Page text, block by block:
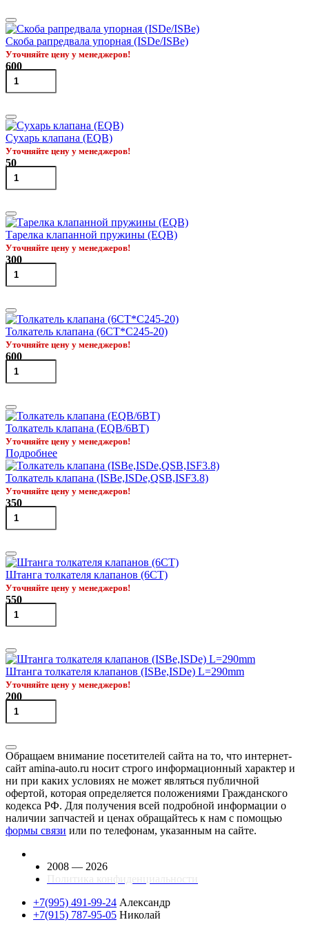
Скоба рапредвала упорная (ISDe/ISBe)
Уточняйте цену у менеджеров!
600
Сухарь клапана (EQB)
Уточняйте цену у менеджеров!
50
Тарелка клапанной пружины (EQB)
Уточняйте цену у менеджеров!
300
Толкатель клапана (6CT*C245-20)
Уточняйте цену у менеджеров!
600
Толкатель клапана (EQB/6BT)
Уточняйте цену у менеджеров!
Подробнее
Толкатель клапана (ISBe,ISDe,QSB,ISF3.8)
Уточняйте цену у менеджеров!
350
Штанга толкателя клапанов (6CT)
Уточняйте цену у менеджеров!
550
Штанга толкателя клапанов (ISBe,ISDe) L=290mm
Уточняйте цену у менеджеров!
200
Обращаем внимание посетителей сайта на то, что интернет-
сайт amina-auto.ru носит строго информационный характер и
ни при каких условиях не может являться публичной
офертой, которая определяется положениями Гражданского
кодекса РФ. Для получения всей подробной информации о
наличии запчастей и ценах обращайтесь к нам с помощью
формы связи или по телефонам, указанным на сайте.
2008 — 2026
+7(995) 491-99-24 Александр
+7(915) 787-95-05 Николай